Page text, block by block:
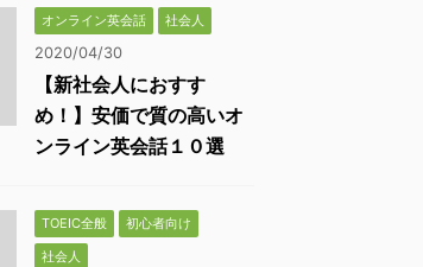
オンライン英会話 社会人
2020/04/30
【新社会人におすす
め！】安価で質の高いオ
ンライン英会話１０選
TOEIC全般
初心者向け
社会人